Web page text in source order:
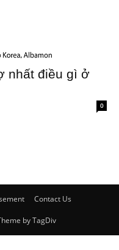
nhất điều gì ở
0
Contact Us
by TagDiv